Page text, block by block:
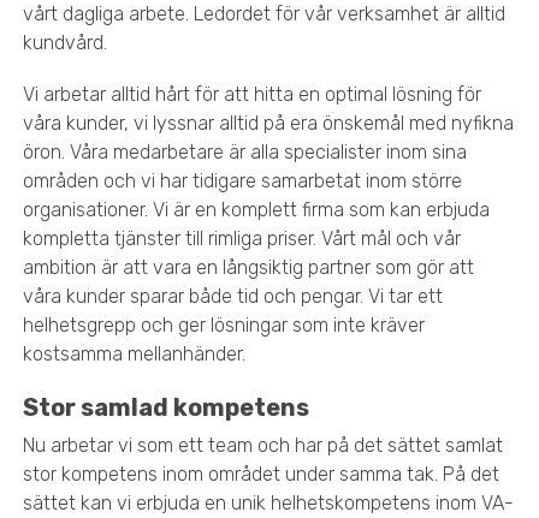
vårt dagliga arbete. Ledordet för vår verksamhet är alltid
kundvård.
Vi arbetar alltid hårt för att hitta en optimal lösning för
våra kunder, vi lyssnar alltid på era önskemål med nyfikna
öron. Våra medarbetare är alla specialister inom sina
områden och vi har tidigare samarbetat inom större
organisationer. Vi är en komplett firma som kan erbjuda
kompletta tjänster till rimliga priser. Vårt mål och vår
ambition är att vara en långsiktig partner som gör att
våra kunder sparar både tid och pengar. Vi tar ett
helhetsgrepp och ger lösningar som inte kräver
kostsamma mellanhänder.
Stor samlad kompetens
Nu arbetar vi som ett team och har på det sättet samlat
stor kompetens inom området under samma tak. På det
sättet kan vi erbjuda en unik helhetskompetens inom VA-